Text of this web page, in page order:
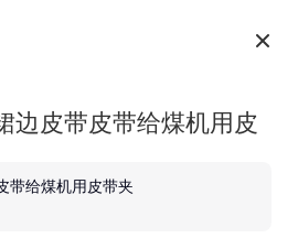
边皮带皮带给煤机用皮
带给煤机用皮带夹